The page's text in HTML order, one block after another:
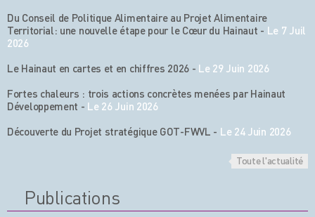
Du Conseil de Politique Alimentaire au Projet Alimentaire
Territorial: une nouvelle étape pour le Cœur du Hainaut - Le 7 Juil
2026
Le Hainaut en cartes et en chiffres 2026 - Le 29 Juin 2026
Fortes chaleurs : trois actions concrètes menées par Hainaut
Développement - Le 26 Juin 2026
Découverte du Projet stratégique GOT-FWVL - Le 24 Juin 2026
Toute l'actualité
Publications